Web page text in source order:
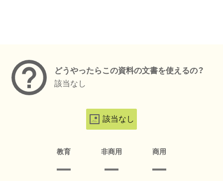
どうやったらこの資料の文書を使えるの？
該当なし
該当なし
教育 非商用 商用